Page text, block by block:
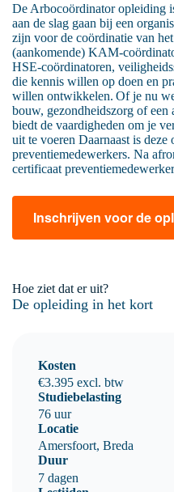
De Arbocoördinator opleiding
aan de slag gaan bij een
zijn voor de coördinatie van
(aankomende) KAM-
HSE-coördinatoren,
die kennis willen op doen en
willen ontwikkelen. Of je nu
bouw, gezondheidszorg of een
biedt de vaardigheden om je
uit te voeren Daarnaast is
preventiemedewerkers. Na
certificaat
Inschrijven voor de
Hoe ziet dat er uit?
De opleiding in het kort
Kosten
€3.395 excl. btw
Studiebelasting
76 uur
Locatie
Amersfoort, Breda
Duur
7 dagen